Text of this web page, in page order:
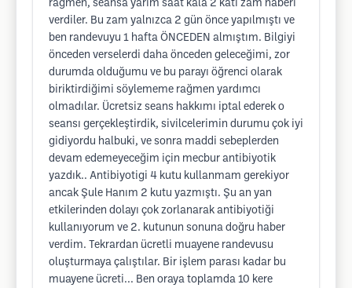
rağmen, seansa yarim saat kala 2 katı zam haberi
verdiler. Bu zam yalnızca 2 gün önce yapılmıştı ve
ben randevuyu 1 hafta ÖNCEDEN almıştım. Bilgiyi
önceden verselerdi daha önceden geleceğimi, zor
durumda olduğumu ve bu parayı öğrenci olarak
biriktirdiğimi söylememe rağmen yardımcı
olmadılar. Ücretsiz seans hakkımı iptal ederek o
seansı gerçekleştirdik, sivilcelerimin durumu çok iyi
gidiyordu halbuki, ve sonra maddi sebeplerden
devam edemeyeceğim için mecbur antibiyotik
yazdık.. Antibiyotigi 4 kutu kullanmam gerekiyor
ancak Şule Hanım 2 kutu yazmıştı. Şu an yan
etkilerinden dolayı çok zorlanarak antibiyotiği
kullanıyorum ve 2. kutunun sonuna doğru haber
verdim. Tekrardan ücretli muayene randevusu
oluşturmaya çalıştılar. Bir işlem parası kadar bu
muayene ücreti... Ben oraya toplamda 10 kere